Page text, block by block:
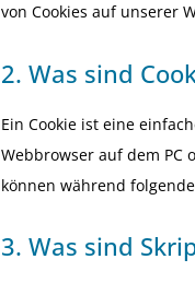
von Cookies auf unserer
2. Was sind
Ein Cookie ist eine
Webbrowser auf dem PC
können während
3. Was sind